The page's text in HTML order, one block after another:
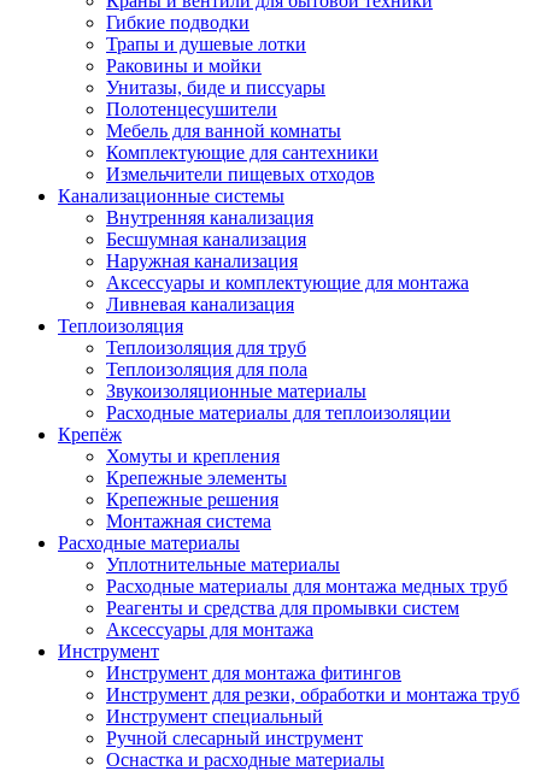
Гибкие подводки
Трапы и душевые лотки
Раковины и мойки
Унитазы, биде и писсуары
Полотенцесушители
Мебель для ванной комнаты
Комплектующие для сантехники
Измельчители пищевых отходов
Канализационные системы
Внутренняя канализация
Бесшумная канализация
Наружная канализация
Аксессуары и комплектующие для монтажа
Ливневая канализация
Теплоизоляция
Теплоизоляция для труб
Теплоизоляция для пола
Звукоизоляционные материалы
Расходные материалы для теплоизоляции
Крепёж
Хомуты и крепления
Крепежные элементы
Крепежные решения
Монтажная система
Расходные материалы
Уплотнительные материалы
Расходные материалы для монтажа медных труб
Реагенты и средства для промывки систем
Аксессуары для монтажа
Инструмент
Инструмент для монтажа фитингов
Инструмент для резки, обработки и монтажа труб
Инструмент специальный
Ручной слесарный инструмент
Оснастка и расходные материалы